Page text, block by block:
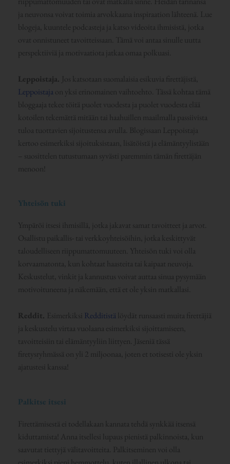
ja neuvonsa voivat toimia arvokkaana inspiraation lähteenä. Lue
blogeja, kuuntele podcasteja ja katso videoita ihmisistä, jotka
ovat onnistuneet tavoitteissaan. Tämä voi antaa sinulle uutta
perspektiiviä ja motivaatiota jatkaa omaa polkuasi.
Leppoistaja. Jos katsotaan suomalaisia esikuvia firettäjistä,
Leppoistajaon yksi erinomainen vaihtoehto. Tässä kohtaa tämä
bloggaaja tekee töitä puolet vuodesta ja puolet vuodesta elää
kotoilen tekemättä mitään tai haahuillen maailmalla passiivista
tuloa tuottavien sijoitustensa avulla. Blogissaan Leppoistaja
kertoo esimerkiksi sijoituksistaan, lisätöistä ja elämäntyylistään
– suosittelen tutustumaan syvästi paremmin tämän firettäjän
menoon!
Yhteisön tuki
Ympäröi itsesi ihmisillä, jotka jakavat samat tavoitteet ja arvot.
Osallistu paikallis- tai verkkoyhteisöihin, jotka keskittyvät
taloudelliseen riippumattomuuteen. Yhteisön tuki voi olla
korvaamatonta, kun kohtaat haasteita tai kaipaat neuvoja.
Keskustelut, vinkit ja kannustus voivat auttaa sinua pysymään
motivoituneena ja näkemään, että et ole yksin matkallasi.
Reddit. Esimerkiksi Redditistälöydät runsaasti muita firettäjiä
ja keskustelu virtaa vuolaana esimerkiksi sijoittamiseen,
tavoitteisiin tai elämäntyyliin liittyen. Jäseniä tässä
firetysryhmässä on yli 2 miljoonaa, joten et totisesti ole yksin
ajatustesi kanssa!
Palkitse itsesi
Firettämisestä ei todellakaan kannata tehdä synkkää itsensä
kiduttamista! Anna itsellesi lupaus pienistä palkinnoista, kun
saavutat tiettyjä välitavoitteita. Palkitseminen voi olla